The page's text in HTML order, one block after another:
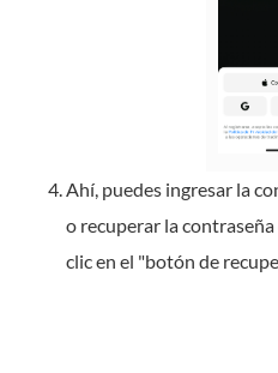
Ahí, puedes ingresar la
o recuperar la
clic en el "botón de